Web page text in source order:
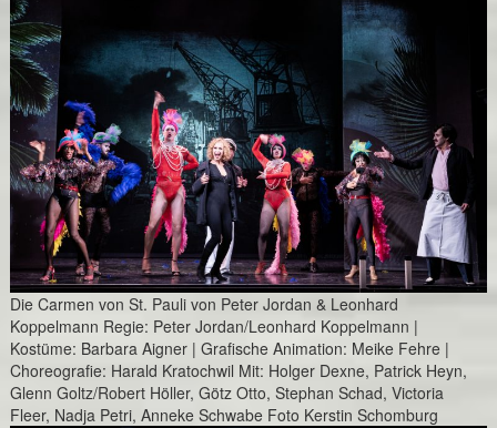
Die Carmen von St. Pauli von Peter Jordan & Leonhard
Koppelmann Regie: Peter Jordan/Leonhard Koppelmann |
Kostüme: Barbara Aigner | Grafische Animation: Meike Fehre |
Choreografie: Harald Kratochwil Mit: Holger Dexne, Patrick Heyn,
Glenn Goltz/Robert Höller, Götz Otto, Stephan Schad, Victoria
Fleer, Nadja Petri, Anneke Schwabe Foto Kerstin Schomburg